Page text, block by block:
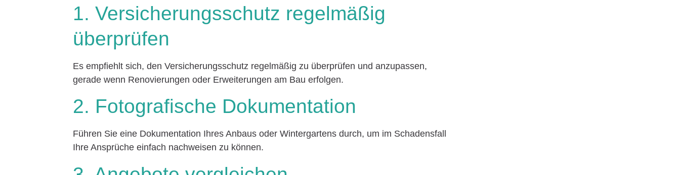
1. Versicherungsschutz regelmäßig
überprüfen
Es empfiehlt sich, den Versicherungsschutz regelmäßig zu überprüfen und anzupassen,
gerade wenn Renovierungen oder Erweiterungen am Bau erfolgen.
2. Fotografische Dokumentation
Führen Sie eine Dokumentation Ihres Anbaus oder Wintergartens durch, um im Schadensfall
Ihre Ansprüche einfach nachweisen zu können.